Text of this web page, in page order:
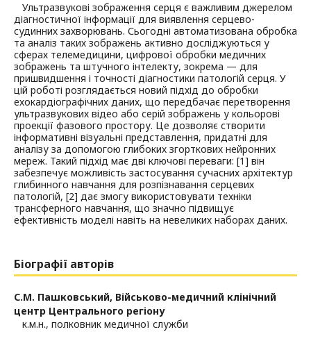
Ультразвукові зображення серця є важливим джерелом
діагностичної інформації для виявлення серцево-
судинних захворювань. Сьогодні автоматизована обробка
та аналіз таких зображень активно досліджуються у
сферах телемедицини, цифрової обробки медичних
зображень та штучного інтелекту, зокрема — для
пришвидшення і точності діагностики патологій серця. У
цій роботі розглядається новий підхід до обробки
ехокардіографічних даних, що передбачає перетворення
ультразвукових відео або серій зображень у кольорові
проекції фазового простору. Це дозволяє створити
інформативні візуальні представлення, придатні для
аналізу за допомогою глибоких згорткових нейронних
мереж. Такий підхід має дві ключові переваги: [1] він
забезпечує можливість застосування сучасних архітектур
глибинного навчання для розпізнавання серцевих
патологій, [2] дає змогу використовувати техніки
трансферного навчання, що значно підвищує
ефективність моделі навіть на невеликих наборах даних.
Біографії авторів
С.М. Пашковський, Військово-медичний клінічний
центр Центрального регіону
к.м.н., полковник медичної служби